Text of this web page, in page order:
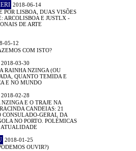
2018-06-14
POR LISBOA, DUAS VISÕES
ARCOLISBOA E JUSTLX -
DE ARTE
05-12
COM ISTO?
2018-03-30
RAINHA NZINGA (OU
QUANTO TEMIDA E
E NO MUNDO
2018-02-28
E O TRAJE NA
CANDEIAS: 21
CONSULADO-GERAL DA
NO PORTO. POLÉMICAS
2018-01-25
OUVIR?)